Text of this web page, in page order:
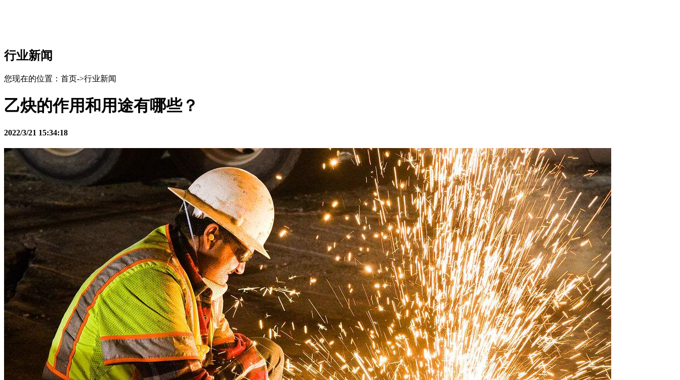
行业新闻
您现在的位置：首页->行业新闻
乙炔的作用和用途有哪些？
2022/3/21 15:34:18